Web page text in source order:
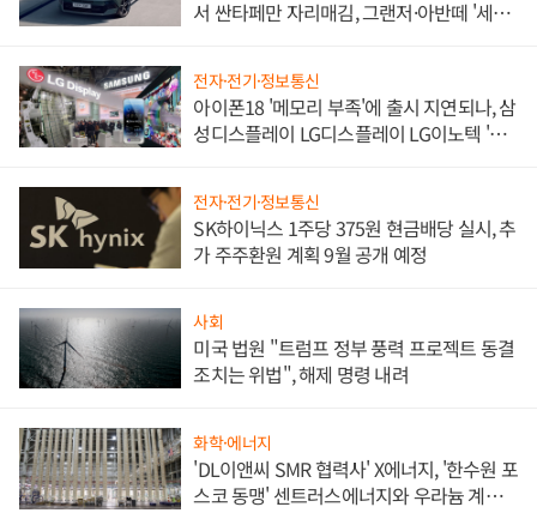
서 싼타페만 자리매김, 그랜저·아반떼 '세단
전자·전기·정보통신
아이폰18 '메모리 부족'에 출시 지연되나, 삼
성디스플레이 LG디스플레이 LG이노텍 '탈
전자·전기·정보통신
SK하이닉스 1주당 375원 현금배당 실시, 추
가 주주환원 계획 9월 공개 예정
사회
미국 법원 "트럼프 정부 풍력 프로젝트 동결
조치는 위법", 해제 명령 내려
화학·에너지
'DL이앤씨 SMR 협력사' X에너지, '한수원 포
스코 동맹' 센트러스에너지와 우라늄 계약